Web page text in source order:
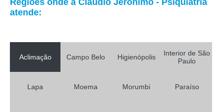
Regiões onde a Cláudio Jerônimo - Psiquiatria
atende:
Aclimação Campo Belo Higienópolis
Interior de São
Paulo
Lapa Moema Morumbi Paraíso